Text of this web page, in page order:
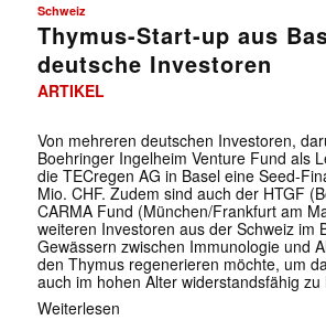
Schweiz
Thymus-Start-up aus
deutsche Investoren
ARTIKEL
Von mehreren deutschen Investoren,
Boehringer Ingelheim Venture Fund als
die TECregen AG in Basel eine Seed-
Mio. CHF. Zudem sind auch der HTGF
CARMA Fund (München/Frankfurt am
weiteren Investoren aus der Schweiz im
Gewässern zwischen Immunologie und
den Thymus regenerieren möchte, um
auch im hohen Alter widerstandsfähig zu
Weiterlesen